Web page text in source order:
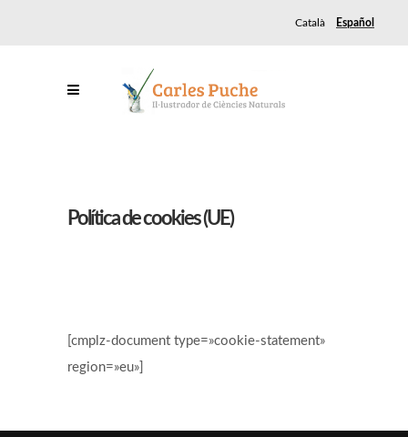
Català Español
Política de cookies (UE)
[cmplz-document type=»cookie-statement»
region=»eu»]